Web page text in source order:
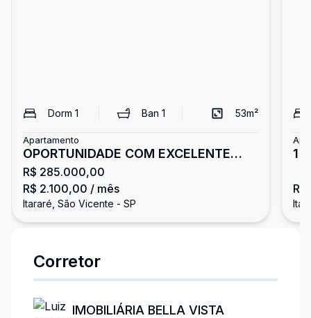
Dorm 1 Ban 1 53m²
Apartamento
OPORTUNIDADE COM EXCELENTE
CUSTO BENEFICIO
R$ 285.000,00
R$ 2.100,00 / mês
Itararé, São Vicente - SP
1
Corretor
IMOBILIÁRIA BELLA VISTA